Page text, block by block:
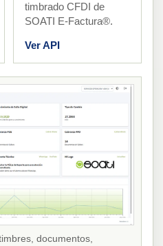
timbrado CFDI de
SOATI E-Factura®.
Ver API
documentos,